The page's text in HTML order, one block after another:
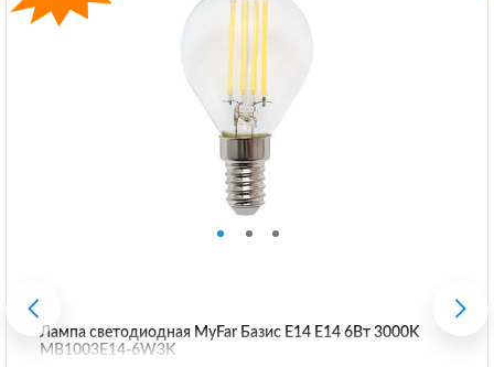
Лампа светодиодная MyFar Базис E14 E14 6Вт 3000K
MB1003E14-6W3K